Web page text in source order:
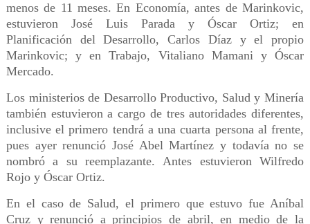
menos de 11 meses. En Economía, antes de Marinkovic,
estuvieron José Luis Parada y Óscar Ortiz; en
Planificación del Desarrollo, Carlos Díaz y el propio
Marinkovic; y en Trabajo, Vitaliano Mamani y Óscar
Mercado.
Los ministerios de Desarrollo Productivo, Salud y Minería
también estuvieron a cargo de tres autoridades diferentes,
inclusive el primero tendrá a una cuarta persona al frente,
pues ayer renunció José Abel Martínez y todavía no se
nombró a su reemplazante. Antes estuvieron Wilfredo
Rojo y Óscar Ortiz.
En el caso de Salud, el primero que estuvo fue Aníbal
Cruz y renunció a principios de abril, en medio de la